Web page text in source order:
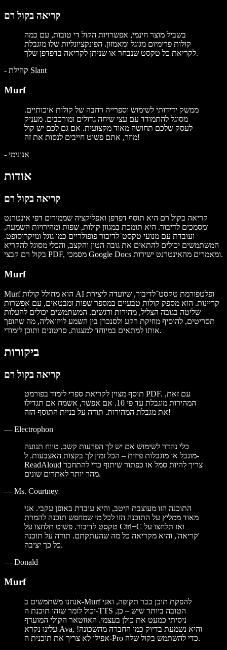
קריאה בקול רם
בשביל מוצר חינמי, אפשרויות הקול די טובות, עם כמה
קולות פרימיום מגוגל ומאמזון. הפונקציונליות שלו מוגבלת
לקריאת כל טקסט שנבחר או שניתן לקריאה בדפדפן שלך.
-
קהילת Slant
Murf
ממשק ידידותי לשימוש וספרייה רחבה של קולות איכותיים.
מסוגל להתמודד עם עצי שיחה גדולים ומורכבים. מעניק
לעסק שלכם תחושה מאוד מקצועית. אם גם לכם יש קול
מוזר, אתם פשוט חייבים לנסות את זה!
- אנונימי
אודות
קריאה בקול רם
קריאה בקול רם היא תוסף דפדפן ואפליקציה שממירים דפי אינטרנט
ומסמכים לדיבור. היא תומכת במגוון קולות, שפות ומהירויות השמעה,
ועובדת עם מנועי טקסט־לדיבור פופולריים כמו גוגל ומיקרוסופט.
המשתמשים יכולים להתאים את גובה הטון והקצב, והכלי מסוגל להקריא
בקול רם קבצי PDF, מסמכי Google Docs ומאמרים מהאינטרנט ישירות.
Murf
Murf הוא מחולל קולות AI ופלטפורמת טקסט־לדיבור, שיועדה ליצירת
קריינות. הוא מספק קולות טבעיים במספר שפות ומבטאים, עם אפשרות
שליטה בגובה הצליל, מהירות ודגשים. המשתמשים יכולים להעלות
תסריטים, להוסיף מוזיקת רקע ולסנכרן בין השמע לויזואליה, מה שהופך
אותו למתאים במיוחד למצגות, סרטונים ותוכן לימודי.
ביקורות
קריאה בקול רם
תוסף מצוין לקריאת ספרי לימוד בפורמט PDF. עם זאת,
המהירות מוגבלת עד פי 10. אם אפשר, אשמח אם תגדילו
את מגבלת המהירות. תודה על בניית התוסף הזה!
— Electrophon
כלי נהדר לשימוש אם יש לך הפרעות קשב, טווח תנועה
מוגבל או מוגבלות פיזית – הכל זמין לך בקצות האצבעות. ל-
ReadAloud צריך להיות סמל או כפתור שיתוף כדי להתחבר
מהר יותר לאתרים שונים.
— Ms. Courtney
התוכנה הזו מעוצבת היטב, והיא עובדת באופן עקבי. אני
מאוד ממליץ על התוכנה הזו לכל מי שמחפש תוכנה להמרת
טקסט לדיבור. פשוט תלחצו על Ctrl+C ואז תלחצו על
'קריאה', והיא מקריאה כל מה שהעתקתם. תודה על תוכנה
כל כך יציבה.
— Donald
Murf
אנחנו משתמשים ב-Murf להפקת תוכן כבר תקופה, ואני
יכול לומר שזהו תוכנת ה-TTS הטובה ביותר שיש – כן,
ניסיתי כמעט את כולן בעצמי. האווטאר הקולי המועדף
עלינו נקרא Ava, והיא נשמעת בדיוק כמו החברה מהשכונה!
אפילו לא צריך את תוכנית ה-Pro כדי להשתמש בקול שלה.